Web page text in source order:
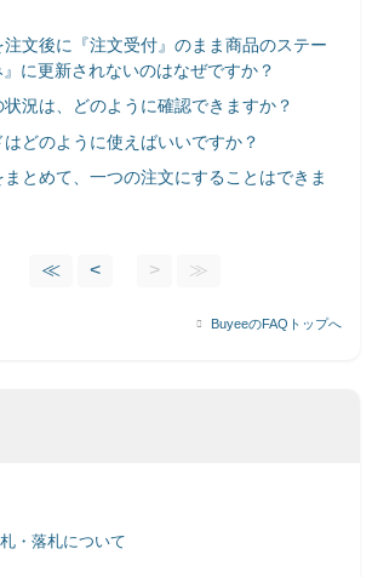
・落札について
文後に『注文受付』のまま商品のステー
に更新されないのはなぜですか？
況は、どのように確認できますか？
どのように使えばいいですか？
とめて、一つの注文にすることはできま
≪ < > ≫
BuyeeのFAQトップへ